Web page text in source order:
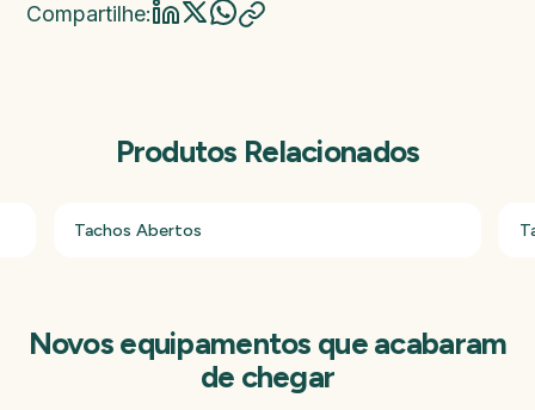
Compartilhe:
Produtos Relacionados
Tachos Abertos
Novos equipamentos que acabaram
de chegar